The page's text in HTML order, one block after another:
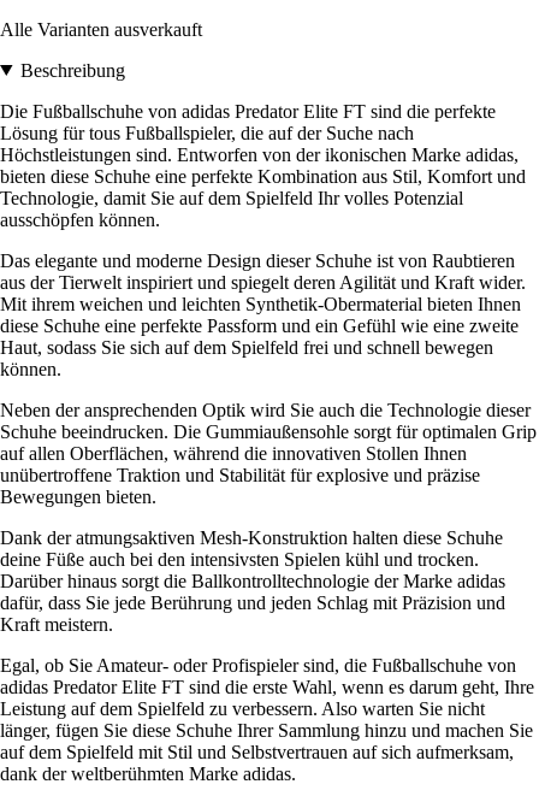
Alle Varianten ausverkauft
Beschreibung
Die Fußballschuhe von adidas Predator Elite FT sind die perfekte
Lösung für tous Fußballspieler, die auf der Suche nach
Höchstleistungen sind. Entworfen von der ikonischen Marke adidas,
bieten diese Schuhe eine perfekte Kombination aus Stil, Komfort und
Technologie, damit Sie auf dem Spielfeld Ihr volles Potenzial
ausschöpfen können.
Das elegante und moderne Design dieser Schuhe ist von Raubtieren
aus der Tierwelt inspiriert und spiegelt deren Agilität und Kraft wider.
Mit ihrem weichen und leichten Synthetik-Obermaterial bieten Ihnen
diese Schuhe eine perfekte Passform und ein Gefühl wie eine zweite
Haut, sodass Sie sich auf dem Spielfeld frei und schnell bewegen
können.
Neben der ansprechenden Optik wird Sie auch die Technologie dieser
Schuhe beeindrucken. Die Gummiaußensohle sorgt für optimalen Grip
auf allen Oberflächen, während die innovativen Stollen Ihnen
unübertroffene Traktion und Stabilität für explosive und präzise
Bewegungen bieten.
Dank der atmungsaktiven Mesh-Konstruktion halten diese Schuhe
deine Füße auch bei den intensivsten Spielen kühl und trocken.
Darüber hinaus sorgt die Ballkontrolltechnologie der Marke adidas
dafür, dass Sie jede Berührung und jeden Schlag mit Präzision und
Kraft meistern.
Egal, ob Sie Amateur- oder Profispieler sind, die Fußballschuhe von
adidas Predator Elite FT sind die erste Wahl, wenn es darum geht, Ihre
Leistung auf dem Spielfeld zu verbessern. Also warten Sie nicht
länger, fügen Sie diese Schuhe Ihrer Sammlung hinzu und machen Sie
auf dem Spielfeld mit Stil und Selbstvertrauen auf sich aufmerksam,
dank der weltberühmten Marke adidas.